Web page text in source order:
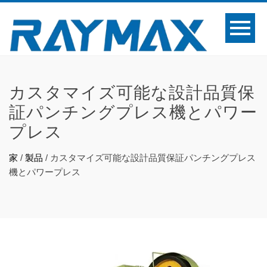
カスタマイズ可能な設計品質保
証パンチングプレス機とパワー
プレス
家 / 製品 / カスタマイズ可能な設計品質保証パンチングプレス
機とパワープレス